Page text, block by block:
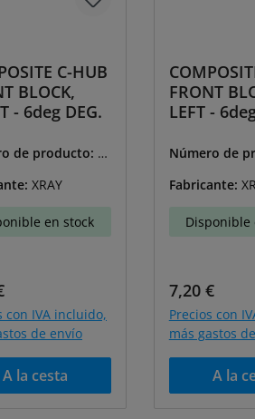
C-HUB
BLOCK,
- 6deg DEG.
de producto: X-
XRAY
en stock
normal:
con IVA incluido,
de envío
A la cesta
FRONT
LEFT -
Número de
Fabricante:
Disponible
Precio
7,20 €
Precios con
más gastos
A la